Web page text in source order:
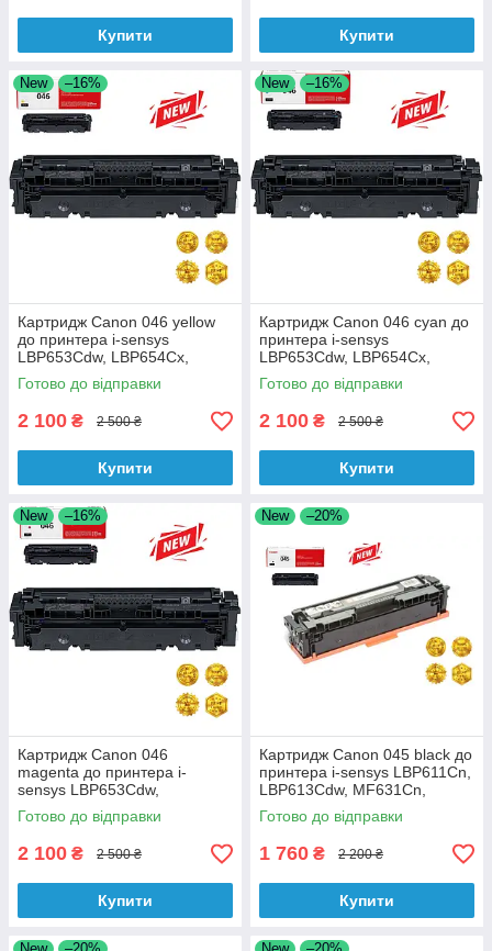
Купити Купити
New –16%
Картридж Canon 046 yellow
до принтера i-sensys
LBP653Cdw, LBP654Cx,
MF732Cdw аналог
Готово до відправки
2 100 ₴ 2 500 ₴
Купити
New –16%
Картридж Canon 046 cyan до
принтера i-sensys
LBP653Cdw, LBP654Cx,
MF732Cdw аналог
Готово до відправки
2 100 ₴ 2 500 ₴
Купити
New –16%
Картридж Canon 046
magenta до принтера i-
sensys LBP653Cdw,
LBP654Cx, MF732Cdw
аналог
Готово до відправки
2 100 ₴ 2 500 ₴
Купити
New –20%
Картридж Canon 045 black до
принтера i-sensys LBP611Cn,
LBP613Cdw, MF631Cn,
MF633Cdw аналог
Готово до відправки
1 760 ₴ 2 200 ₴
Купити